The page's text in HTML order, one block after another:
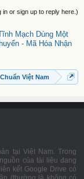
in or sign up to reply here.)
Mạch Dùng Một
- Mã Hóa Nhận
Việt Nam
tại Việt Nam. Trong
của tài liệu đang
kết Google Drive có